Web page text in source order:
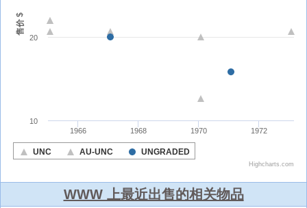
WWW 上最近出售的相关物品